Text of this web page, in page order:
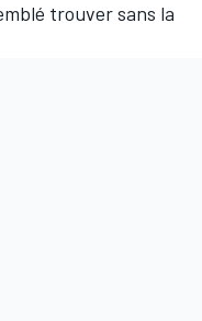
trouver sans la